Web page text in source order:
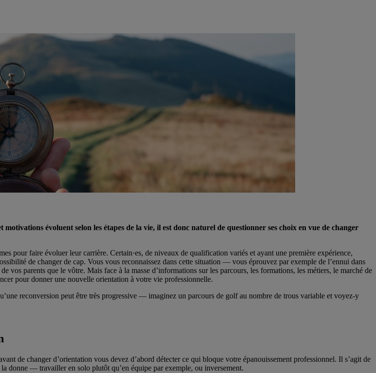
évoluent selon les étapes de la vie, il est donc naturel de questionner ses choix en vue de changer
pour faire évoluer leur carrière. Certain·es, de niveaux de qualification variés et ayant une première expérience,
de changer de cap. Vous vous reconnaissez dans cette situation — vous éprouvez par exemple de l’ennui dans
vos parents que le vôtre. Mais face à la masse d’informations sur les parcours, les formations, les métiers, le marché de
pour donner une nouvelle orientation à votre vie professionnelle.
reconversion peut être très progressive — imaginez un parcours de golf au nombre de trous variable et voyez-y
de changer d’orientation vous devez d’abord détecter ce qui bloque votre épanouissement professionnel. Il s’agit de
donne — travailler en solo plutôt qu’en équipe par exemple, ou inversement.